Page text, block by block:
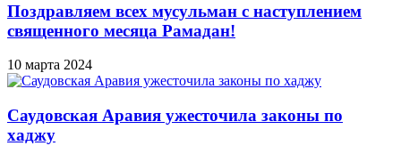
Поздравляем всех мусульман с наступлением
священного месяца Рамадан!
10 марта 2024
Саудовская Аравия ужесточила законы по
хаджу